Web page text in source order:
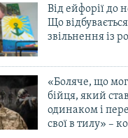
Від ейфорії до
Що
звільнення із
«Боляче, що
бійця, який
одинаком і
свої в тилу» –